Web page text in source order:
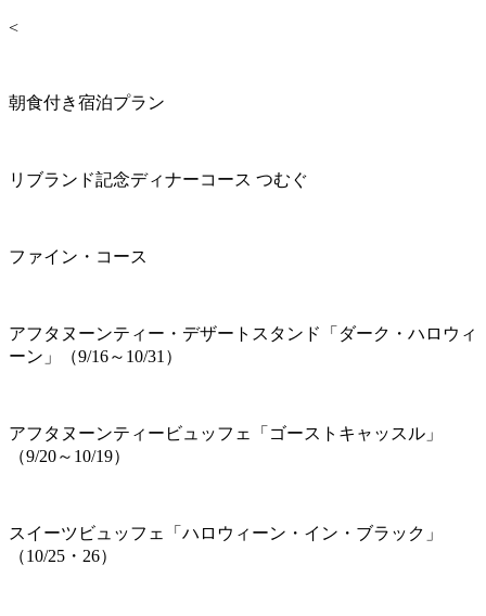
<
朝食付き宿泊プラン
リブランド記念ディナーコース つむぐ
ファイン・コース
アフタヌーンティー・デザートスタンド「ダーク・ハロウィ
ーン」（9/16～10/31）
アフタヌーンティービュッフェ「ゴーストキャッスル」
（9/20～10/19）
スイーツビュッフェ「ハロウィーン・イン・ブラック」
（10/25・26）